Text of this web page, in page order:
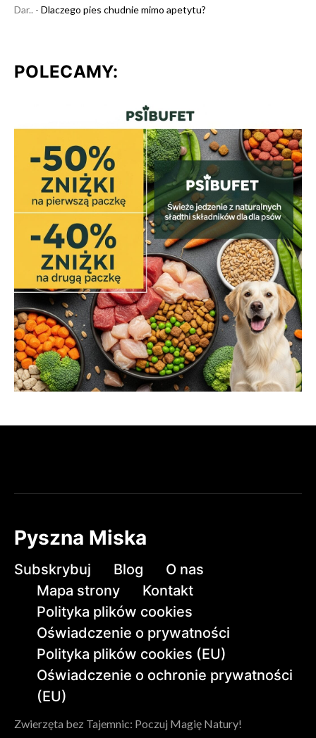
Dar.. - Dlaczego pies chudnie mimo apetytu?
POLECAMY:
Pyszna Miska
Subskrybuj Blog
O nas
Mapa strony
Kontakt
Polityka plików cookies
Oświadczenie o prywatności
Polityka plików cookies (EU)
Oświadczenie o ochronie prywatności
(EU)
Zwierzęta bez Tajemnic: Poczuj Magię Natury!